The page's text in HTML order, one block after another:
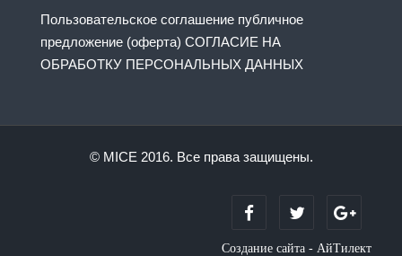
Пользовательское соглашение публичное
предложение (оферта) СОГЛАСИЕ НА
ОБРАБОТКУ ПЕРСОНАЛЬНЫХ ДАННЫХ
© MICE 2016. Все права защищены.
Создание сайта - АйТилект